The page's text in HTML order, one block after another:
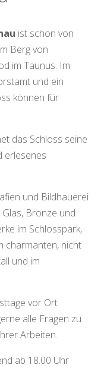
ist schon von
Berg von
im Taunus. Im
und ein
können für
das Schloss seine
erlesenes
und Bildhauerei
Bronze und
im Schlosspark,
charmanten, nicht
und im
vor Ort
alle Fragen zu
Arbeiten.
ab 18.00 Uhr